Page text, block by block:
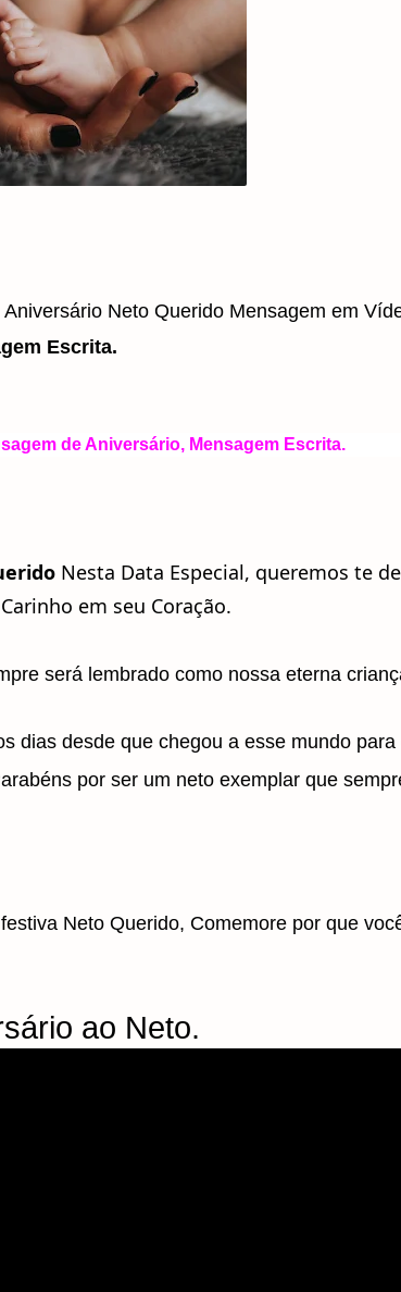
Neto Querido Mensagem em
Escrita.
de Aniversário, Mensagem Escrita.
Nesta Data Especial, queremos te
em seu Coração.
será lembrado como nossa eterna
dias desde que chegou a esse mundo para
por ser um neto exemplar que
Neto Querido, Comemore por que
ao Neto.